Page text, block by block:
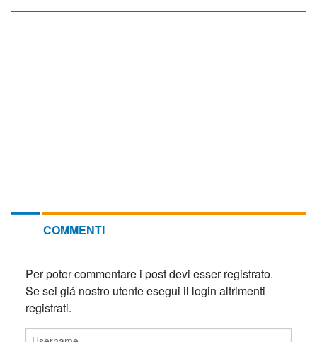
COMMENTI
Per poter commentare i post devi esser registrato.
Se sei giá nostro utente esegui il login altrimenti
registrati.